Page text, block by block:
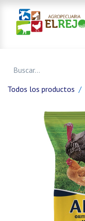
Todos los productos